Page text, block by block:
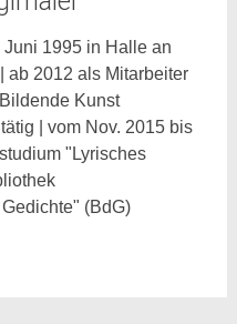
1995 in Halle an
ab 2012 als Mitarbeiter
Kunst
| vom Nov. 2015 bis
"Lyrisches
(BdG)